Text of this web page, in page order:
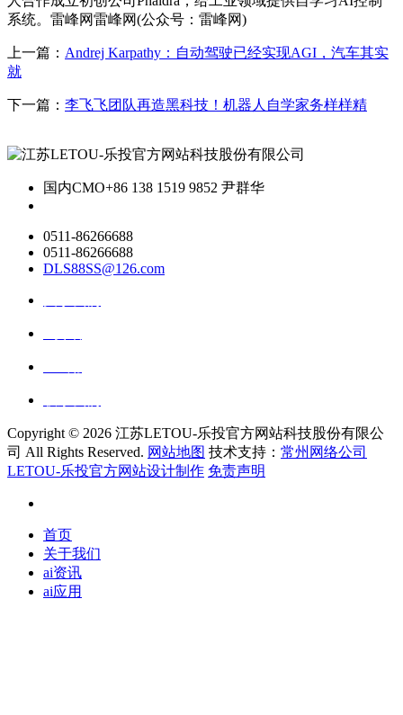
系统。雷峰网雷峰网(公众号：雷峰网)
上一篇： Andrej Karpathy：自动驾驶已经实现AGI，汽车其实
就
下一篇： 李飞飞团队再造黑科技！机器人自学家务样样精
国内CMO+86 138 1519 9852 尹群华
0511-86266688
0511-86266688
DLS88SS@126.com
Copyright © 2026 江苏LETOU-乐投官方网站科技股份有限公
司 All Rights Reserved. 网站地图 技术支持： 常州网络公司
LETOU-乐投官方网站设计制作 免责声明
首页
关于我们
ai资讯
ai应用